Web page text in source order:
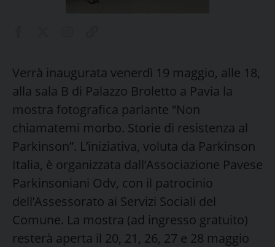
Verrà inaugurata venerdì 19 maggio, alle 18,
alla sala B di Palazzo Broletto a Pavia la
mostra fotografica parlante “Non
chiamatemi morbo. Storie di resistenza al
Parkinson”. L’iniziativa, voluta da Parkinson
Italia, è organizzata dall’Associazione Pavese
Parkinsoniani Odv, con il patrocinio
dell’Assessorato ai Servizi Sociali del
Comune. La mostra (ad ingresso gratuito)
resterà aperta il 20, 21, 26, 27 e 28 maggio